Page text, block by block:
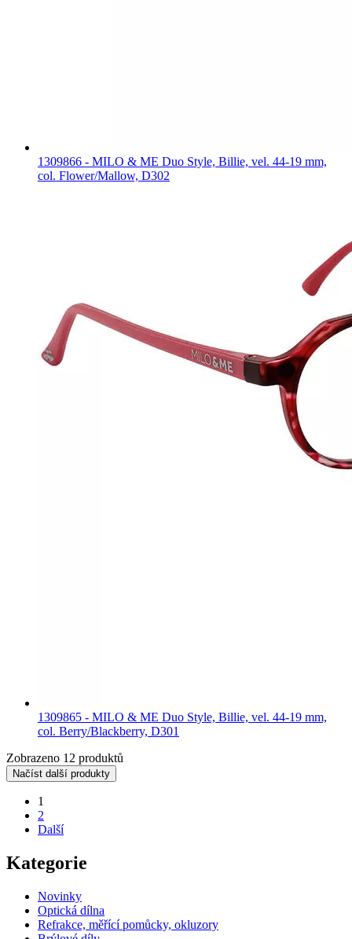
1309866 - MILO & ME Duo Style, Billie, vel. 44-19 mm,
col. Flower/Mallow, D302
1309865 - MILO & ME Duo Style, Billie, vel. 44-19 mm,
col. Berry/Blackberry, D301
Zobrazeno 12 produktů
Načíst další produkty
1
2
Další
Kategorie
Novinky
Optická dílna
Refrakce, měřící pomůcky, okluzory